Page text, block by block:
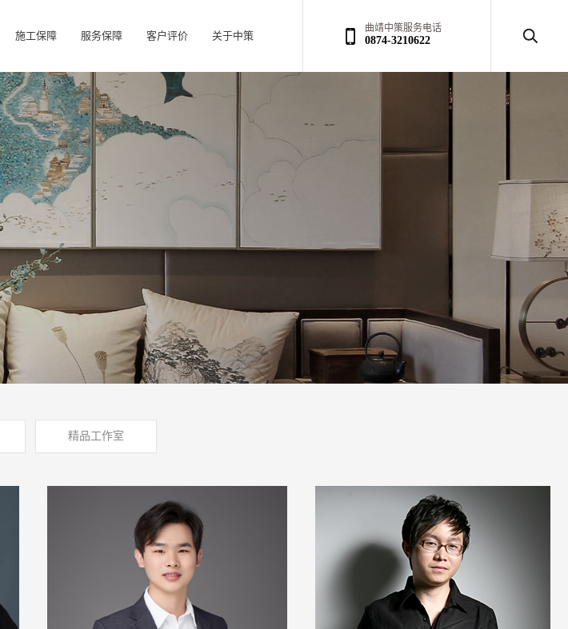
曲靖中策服务电话
0874-3210622
施工保障 服务保障 客户评价 关于中策
精品工作室